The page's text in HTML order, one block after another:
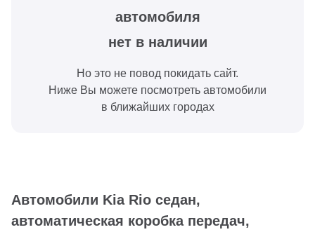
автомобиля
нет в наличии
Но это не повод покидать сайт.
Ниже Вы можете посмотреть автомобили
в ближайших городах
Автомобили Kia Rio седан,
автоматическая коробка передач,